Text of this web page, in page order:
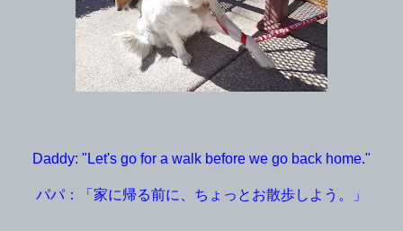
Daddy: "Let's go for a walk before we go back home."
パパ：「家に帰る前に、ちょっとお散歩しよう。」